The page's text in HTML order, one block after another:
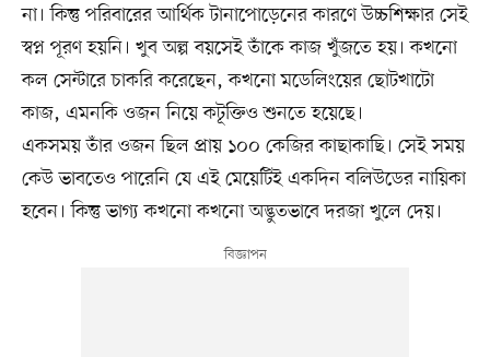
না। কিন্তু পরিবারের আর্থিক টানাপোড়েনের কারণে উচ্চশিক্ষার সেই
স্বপ্ন পূরণ হয়নি। খুব অল্প বয়সেই তাঁকে কাজ খুঁজতে হয়। কখনো
কল সেন্টারে চাকরি করেছেন, কখনো মডেলিংয়ের ছোটখাটো
কাজ, এমনকি ওজন নিয়ে কটূক্তিও শুনতে হয়েছে।
একসময় তাঁর ওজন ছিল প্রায় ১০০ কেজির কাছাকাছি। সেই সময়
কেউ ভাবতেও পারেনি যে এই মেয়েটিই একদিন বলিউডের নায়িকা
হবেন। কিন্তু ভাগ্য কখনো কখনো অদ্ভুতভাবে দরজা খুলে দেয়।